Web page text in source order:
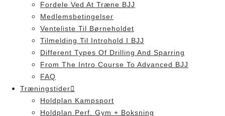
Fordele Ved At Træne BJJ
Medlemsbetingelser
Venteliste Til Børneholdet
Tilmelding Til Introhold I BJJ
Different Types Of Drilling And Sparring
From The Intro Course To Advanced BJJ
FAQ
Træningstider
Holdplan Kampsport
Holdplan Perf. Gym + Boksning